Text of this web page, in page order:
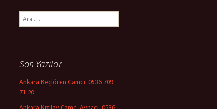
Arama:
Son Yazılar
Ankara Keçiören Camcı. 0536 709
71 20
Ankara Kızılay Camcı,Aynacı. 0536